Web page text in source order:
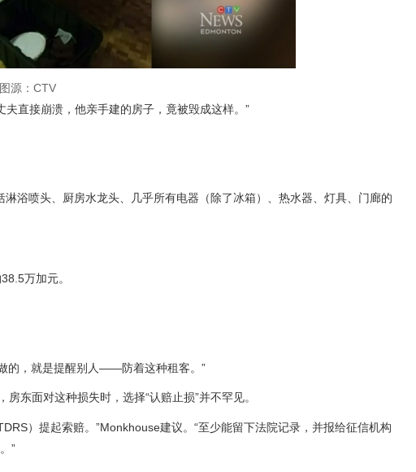
图源：CTV
直接崩溃，他亲手建的房子，竟被毁成这样。”
浴喷头、厨房水龙头、几乎所有电器（除了冰箱）、热水器、灯具、门廊的
万加元。
的，就是提醒别人——防着这种租客。”
东面对这种损失时，选择“认赔止损”并不罕见。
）提起索赔。”Monkhouse建议。“至少能留下法院记录，并报给征信机构
”